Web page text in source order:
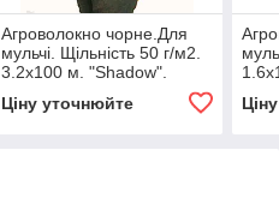
Агроволокно чорне.Для
мульчі. Щільність 50 г/м2.
3.2х100 м. "Shadow".
Ціну уточнюйте